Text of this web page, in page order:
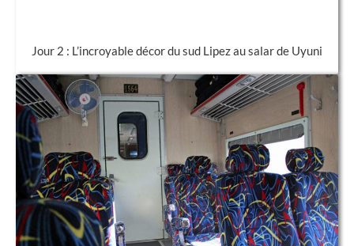
Jour 2 : L’incroyable décor du sud Lipez au salar de Uyuni